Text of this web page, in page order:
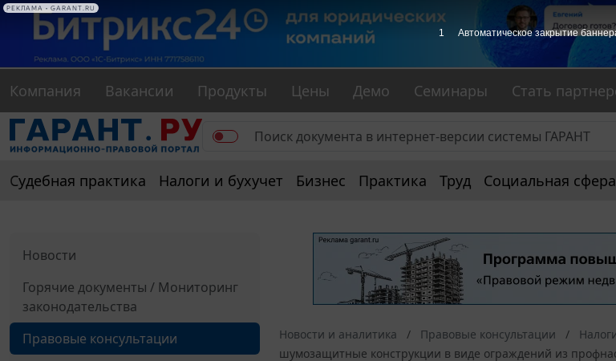
Компания Вакансии Продукты Цены Демо Семинары Стать
Судебная практика Налоги и бухучет Бизнес Практика Труд Социальная сфера
Новости
Горячие документы / Мониторинг
законодательства
Правовые консультации
Новости и аналитика Правовые консультации
шумозащитные конструкции в виде ограждений из
1 Автоматическое закрытие
РЕКЛАМА • GARANT.RU